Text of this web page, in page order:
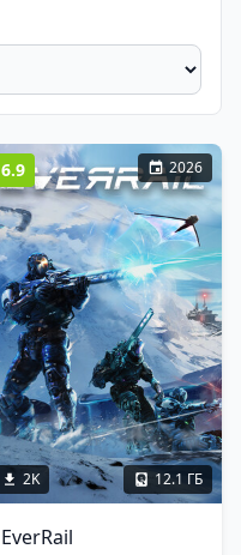
6.9 2026
2K 12.1 ГБ
EverRail